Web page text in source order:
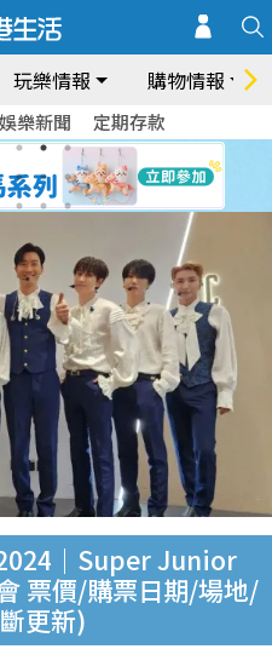
玩樂情報 購物情報
娛樂新聞 定期存款
｜Super Junior
票價/購票日期/場地/
更新)